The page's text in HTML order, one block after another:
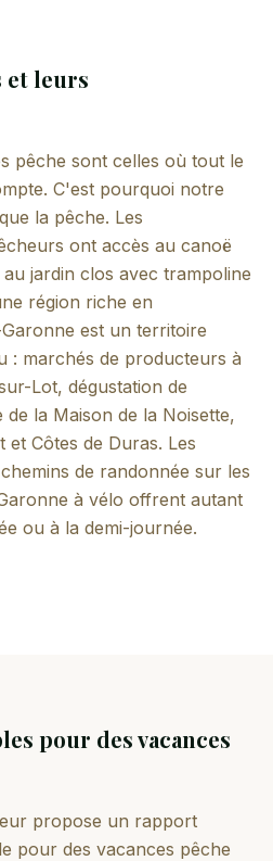
et leurs
pêche sont celles où tout le
C'est pourquoi notre
la pêche. Les
ont accès au canoë
jardin clos avec trampoline
région riche en
est un territoire
: marchés de producteurs à
Lot, dégustation de
la Maison de la Noisette,
et Côtes de Duras. Les
de randonnée sur les
à vélo offrent autant
ou à la demi-journée.
pour des vacances
propose un rapport
pour des vacances pêche